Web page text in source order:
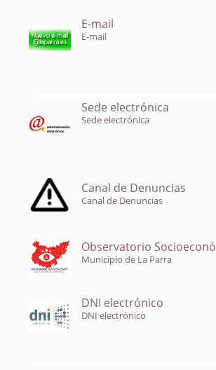
E-mail
E-mail
Sede electrónica
Sede electrónica
Canal de Denuncias
Canal de Denuncias
Observatorio
Municipio de La Parra
DNI electrónico
DNI electrónico